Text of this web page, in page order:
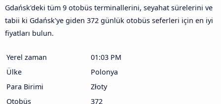
Gdańsk'deki tüm 9 otobüs terminallerini, seyahat sürelerini ve
tabii ki Gdańsk'ye giden 372 günlük otobüs seferleri için en iyi
fiyatları bulun.
Yerel zaman
01:03 PM
Ülke
Polonya
Para Birimi
Złoty
Otobüs
372